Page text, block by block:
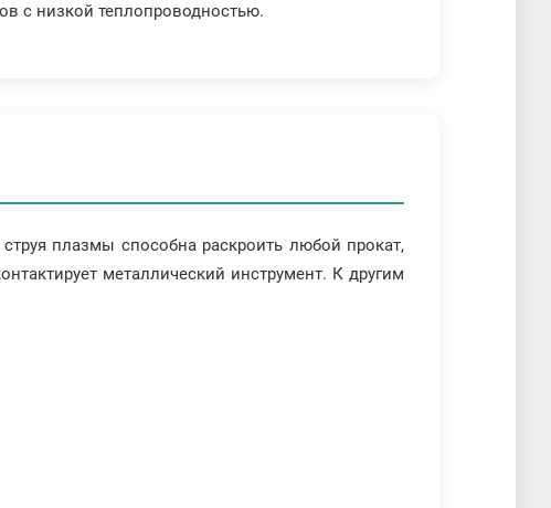
с низкой теплопроводностью.
плазмы способна раскроить любой прокат,
металлический инструмент. К другим